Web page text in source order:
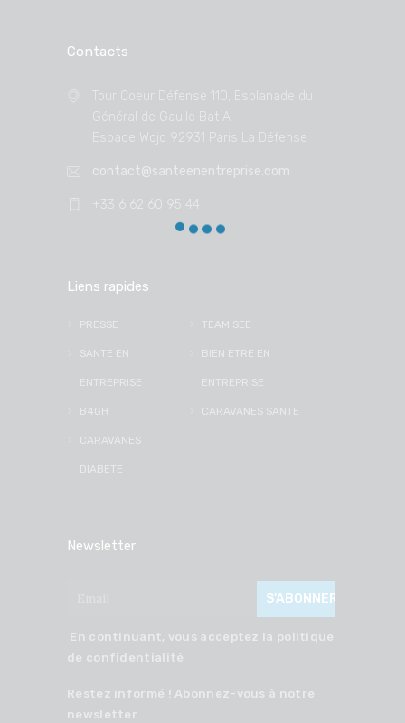
Contacts
Tour Coeur Défense 110, Esplanade du
Général de Gaulle Bat A
Espace Wojo 92931 Paris La Défense
contact@santeenentreprise.com
+33 6 62 60 95 44
Liens rapides
PRESSE TEAM SEE
SANTE EN
ENTREPRISE
BIEN ETRE EN
ENTREPRISE
B4GH CARAVANES SANTE
CARAVANES
DIABETE
Newsletter
En continuant, vous acceptez la politique
de confidentialité
Restez informé ! Abonnez-vous à notre
newsletter